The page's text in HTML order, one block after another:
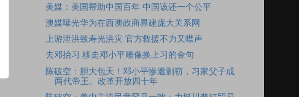
美媒：美国帮助中国百年 中国该还一个公平
澳媒曝光华为在西澳政商界建庞大关系网
上游泄洪致寿光洪灾 官方救援不力又噤声
去邓抬习 移走邓小平雕像换上习的金句
陈破空：胆大包天！邓小平惨遭剽窃，习家父子成
两代帝王。改革开放四十年